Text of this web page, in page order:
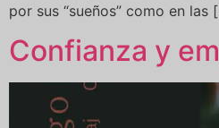
por sus “sueños” como en las
Confianza y